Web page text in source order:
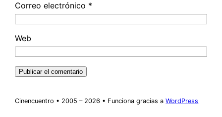
Correo electrónico *
Web
Cinencuentro • 2005 – 2026 • Funciona gracias aWordPress